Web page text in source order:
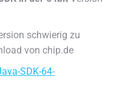
schwierig zu
von chip.de
SDK-64-